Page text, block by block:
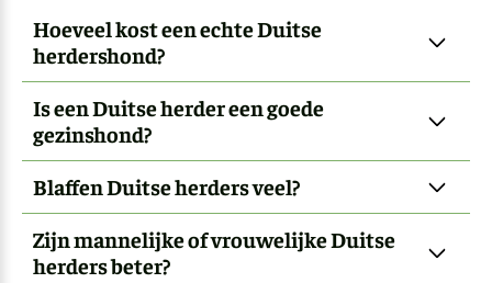
Hoeveel kost een echte Duitse
herdershond?
Is een Duitse herder een goede
gezinshond?
Blaffen Duitse herders veel?
Zijn mannelijke of vrouwelijke Duitse
herders beter?